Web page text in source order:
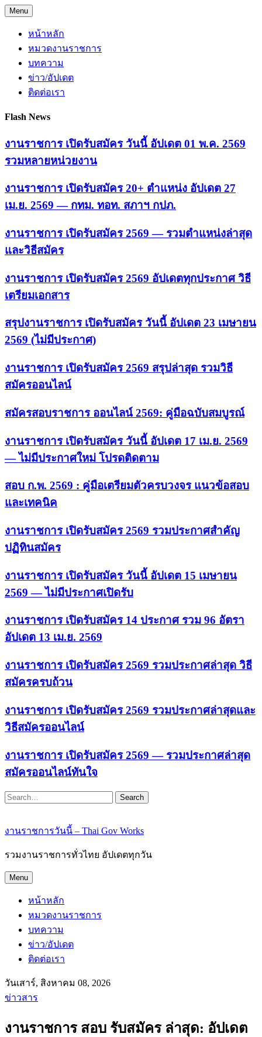
Skip
to
content
Menu
หน้าหลัก
หมวดงานราชการ
บทความ
ข่าว/อัปเดต
ติดต่อเรา
Flash News
งานราชการ เปิดรับสมัคร วันนี้ อัปเดต 01 พ.ค. 2569
รวมหลายหน่วยงาน
งานราชการ เปิดรับสมัคร 20+ ตำแหน่ง อัปเดต 27
เม.ย. 2569 — กทม. ทอท. สภาฯ กปภ.
งานราชการ เปิดรับสมัคร 2569 — รวมตำแหน่งล่าสุด
และวิธีสมัคร
งานราชการ เปิดรับสมัคร 2569 อัปเดตทุกประกาศ วิธี
เตรียมเอกสาร
สรุปงานราชการ เปิดรับสมัคร วันนี้ อัปเดต 23 เมษายน
2569 (ไม่มีประกาศ)
งานราชการ เปิดรับสมัคร 2569 สรุปล่าสุด รวมวิธี
สมัครออนไลน์
สมัครสอบราชการ ออนไลน์ 2569: คู่มือฉบับสมบูรณ์
งานราชการ เปิดรับสมัคร วันนี้ อัปเดต 17 เม.ย. 2569
— ไม่มีประกาศใหม่ โปรดติดตาม
สอบ ก.พ. 2569 : คู่มือเตรียมตัวครบวงจร แนวข้อสอบ
และเทคนิค
งานราชการ เปิดรับสมัคร 2569 รวมประกาศสำคัญ
ปฏิทินสมัคร
งานราชการ เปิดรับสมัคร วันนี้ อัปเดต 15 เมษายน
2569 — ไม่มีประกาศเปิดรับ
งานราชการ เปิดรับสมัคร 14 ประกาศ รวม 96 อัตรา
อัปเดต 13 เม.ย. 2569
งานราชการ เปิดรับสมัคร 2569 รวมประกาศล่าสุด วิธี
สมัครครบถ้วน
งานราชการ เปิดรับสมัคร 2569 รวมประกาศล่าสุดและ
วิธีสมัครออนไลน์
งานราชการ เปิดรับสมัคร 2569 — รวมประกาศล่าสุด
สมัครออนไลน์ทันใจ
Search
งานราชการวันนี้ – Thai Gov Works
รวมงานราชการทั่วไทย อัปเดตทุกวัน
Menu
หน้าหลัก
หมวดงานราชการ
บทความ
ข่าว/อัปเดต
ติดต่อเรา
วันเสาร์, สิงหาคม 08, 2026
ข่าวสาร
งานราชการ สอบ รับสมัคร ล่าสุด: อัปเดต